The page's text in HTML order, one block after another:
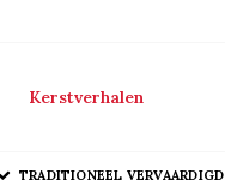
Kerstverhalen
TRADITIONEEL VERVAARDIGD